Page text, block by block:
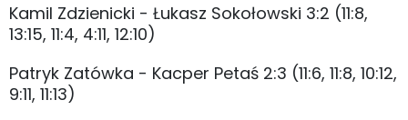
Kamil Zdzienicki - Łukasz Sokołowski 3:2 (11:8,
13:15, 11:4, 4:11, 12:10)
Patryk Zatówka - Kacper Petaś 2:3 (11:6, 11:8, 10:12,
9:11, 11:13)